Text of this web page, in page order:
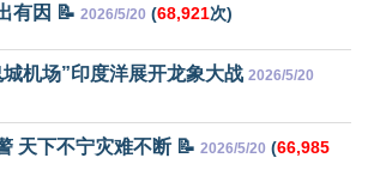
有因 📝 2026/5/20 (68,921次)
机场”印度洋展开龙象大战 2026/5/20
天下不宁灾难不断 📝 2026/5/20 (66,985